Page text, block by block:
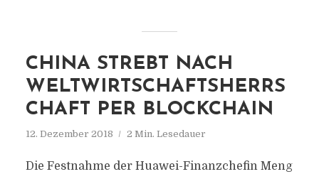
CHINA STREBT NACH
WELTWIRTSCHAFTSHERRS
CHAFT PER BLOCKCHAIN
12. Dezember 2018 2 Min. Lesedauer
Die Festnahme der Huawei-Finanzchefin Meng